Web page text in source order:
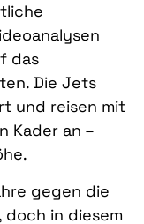
das
Die Jets
und reisen mit
Kader an –
gegen die
in diesem